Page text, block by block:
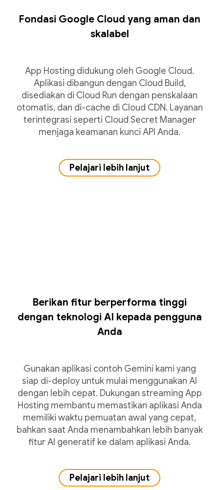
Fondasi Google Cloud yang aman dan
skalabel
App Hosting didukung oleh Google Cloud.
Aplikasi dibangun dengan Cloud Build,
disediakan di Cloud Run dengan penskalaan
otomatis, dan di-cache di Cloud CDN. Layanan
terintegrasi seperti Cloud Secret Manager
menjaga keamanan kunci API Anda.
Pelajari lebih lanjut
Berikan fitur berperforma tinggi
dengan teknologi AI kepada pengguna
Anda
Gunakan aplikasi contoh Gemini kami yang
siap di-deploy untuk mulai menggunakan AI
dengan lebih cepat. Dukungan streaming App
Hosting membantu memastikan aplikasi Anda
memiliki waktu pemuatan awal yang cepat,
bahkan saat Anda menambahkan lebih banyak
fitur AI generatif ke dalam aplikasi Anda.
Pelajari lebih lanjut